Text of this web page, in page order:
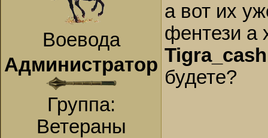
Воевода
Администратор
Группа:
Ветераны
а вот их
фентези а
Tigra_cash
будете?